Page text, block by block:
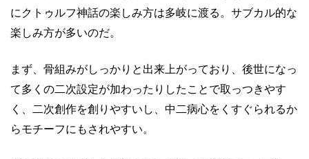
にクトゥルフ神話の楽しみ方は多岐に渡る。サブカル的な
楽しみ方が多いのだ。
まず、骨組みがしっかりと出来上がっており、後世になっ
て多くの二次設定が加わったりしたことで取っつきやす
く、二次創作を創りやすいし、中二病心をくすぐられるか
らモチーフにもされやすい。